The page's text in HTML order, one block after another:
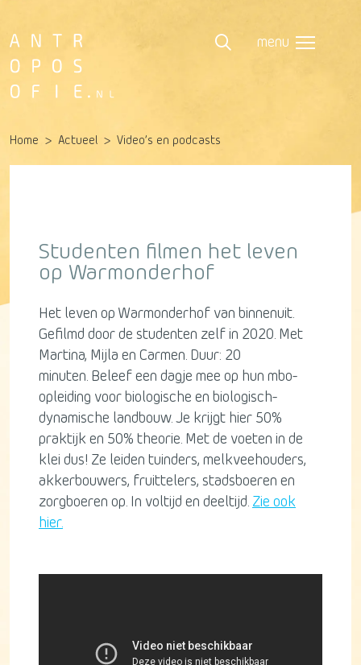
menu
Home Actueel Video’s en podcasts
Studenten filmen het leven
op Warmonderhof
Het leven op Warmonderhof van binnenuit.
Gefilmd door de studenten zelf in 2020. Met
Martina, Mijla en Carmen. Duur: 20
minuten. Beleef een dagje mee op hun mbo-
opleiding voor biologische en biologisch-
dynamische landbouw. Je krijgt hier 50%
praktijk en 50% theorie. Met de voeten in de
klei dus! Ze leiden tuinders, melkveehouders,
akkerbouwers, fruittelers, stadsboeren en
zorgboeren op. In voltijd en deeltijd. Zie ook
hier.